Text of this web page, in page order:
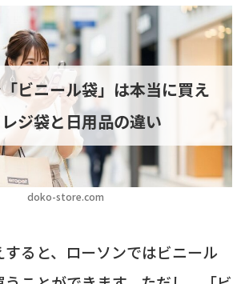
doko-store.com
ビニール袋」は本当に買え
ジ袋と日用品の違い
ると、ローソンではビニール